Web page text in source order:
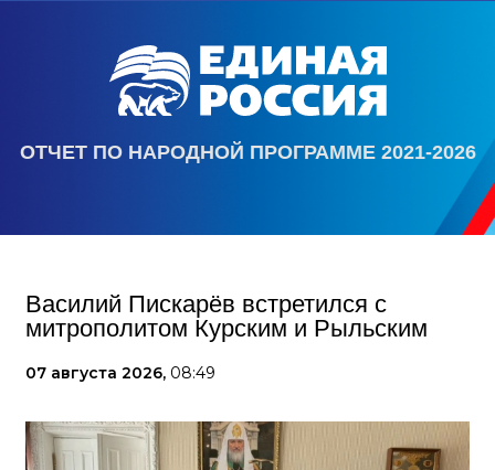
ОТЧЕТ ПО НАРОДНОЙ ПРОГРАММЕ 2021-2026
Василий Пискарёв встретился с
митрополитом Курским и Рыльским
07 августа 2026, 08:49